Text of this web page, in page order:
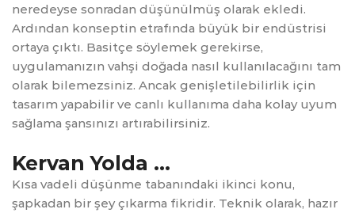
neredeyse sonradan düşünülmüş olarak ekledi.
Ardından konseptin etrafında büyük bir endüstrisi
ortaya çıktı. Basitçe söylemek gerekirse,
uygulamanızın vahşi doğada nasıl kullanılacağını tam
olarak bilemezsiniz. Ancak genişletilebilirlik için
tasarım yapabilir ve canlı kullanıma daha kolay uyum
sağlama şansınızı artırabilirsiniz.
Kervan Yolda …
Kısa vadeli düşünme tabanındaki ikinci konu,
şapkadan bir şey çıkarma fikridir. Teknik olarak, hazır